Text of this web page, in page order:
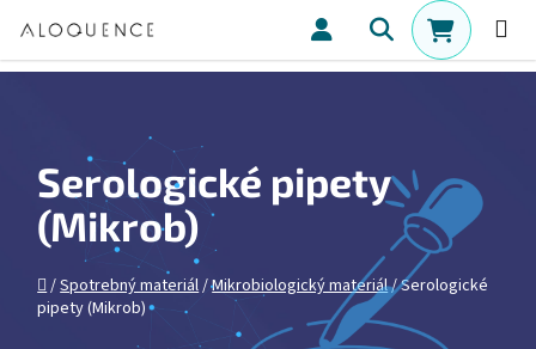
Hľadať
Serologické pipety
(Mikrob)
Domov
/Spotrebný materiál/Mikrobiologický materiál/Serologické
pipety (Mikrob)